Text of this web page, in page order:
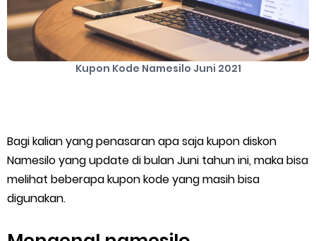
Monday, 10 August
Kupon Kode Namesilo Juni 2021
Bagi kalian yang penasaran apa saja kupon diskon
Namesilo yang update di bulan Juni tahun ini, maka bisa
melihat beberapa kupon kode yang masih bisa
digunakan.